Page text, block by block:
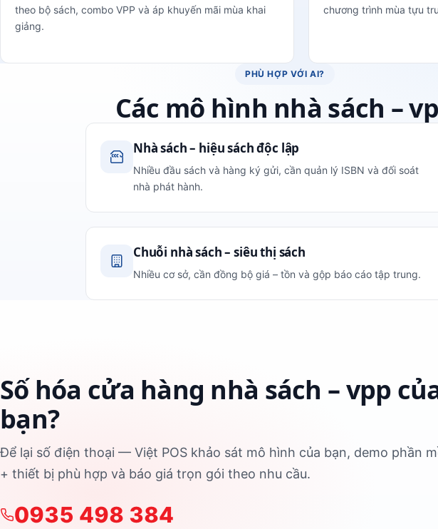
theo bộ sách, combo VPP và áp khuyến mãi mùa khai
giảng.
chương trình mùa tựu
PHÙ HỢP VỚI AI?
Các mô hình nhà sách –
Nhà sách – hiệu sách độc lập
Nhiều đầu sách và hàng ký gửi, cần quản lý ISBN và đối soát
nhà phát hành.
Chuỗi nhà sách – siêu thị sách
Nhiều cơ sở, cần đồng bộ giá – tồn và gộp báo cáo tập trung.
Số hóa cửa hàng nhà sách – vpp
bạn?
Để lại số điện thoại — Việt POS khảo sát mô hình của bạn, demo phần
+ thiết bị phù hợp và báo giá trọn gói theo nhu cầu.
0935 498 384